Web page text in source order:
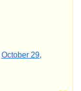
October 29,